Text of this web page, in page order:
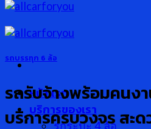
หน้าแรก
บริการของเรา
รกระบะ 4 ล้อ
รถบรรทุก 6 ล้อ
รถรับจ้างพร้อมคนง
บริการครบวงจร สะด